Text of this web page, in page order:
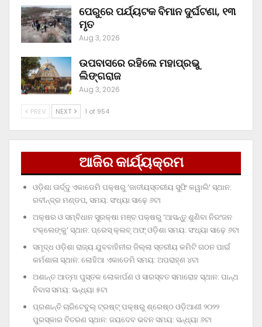
ପେରୁରେ ପର୍ଯ୍ୟଟକ ବିମାନ ଦୁର୍ଘଟଣା, ୧୩
ମୃତ
Aug 3, 2026
ଉପବାସରେ ରହିଲେ ମହାପ୍ରଭୁ
ଲିଙ୍ଗରାଜ
Aug 3, 2026
PREV NEXT 1 of 954
ଆଜିର କାର୍ଯ୍ୟକ୍ରମ
ଓଡ଼ିଶା ଊର୍ଦ୍ଦୁ ଏକାଡେମି ପକ୍ଷରୁ ‘ଜାତୀୟସ୍ତରୀୟ ସୁଫି କୱାଲି’ ସ୍ଥାନ:
ରବୀନ୍ଦ୍ର ମଣ୍ଡପ, ସମୟ: ସଂଧ୍ୟା ସାଢ଼େ ୬ଟା
ଅକ୍ଷର ଓ ସମ୍ବିଧାନ ସୁରକ୍ଷା ମଞ୍ଚ ପକ୍ଷରୁ ‘ଆସନ୍ତୁ ଶୁଣିବା ନିରଂଜନ
ଟକ୍‌ଲେଙ୍କୁ’ ସ୍ଥାନ: ପ୍ରେସ୍‌ କ୍ଲବ୍‌ ଅଫ୍‌ ଓଡ଼ିଶା ସମୟ: ସଂଧ୍ୟା ସାଢ଼େ ୬ଟା
ସମୃଦ୍ଧ ଓଡ଼ିଶା ରାଜ୍ୟ ଯୁବବାହିନୀର ଜିଲ୍ଲା ସ୍ତରୀୟ କମିଟି ଗଠନ ପାଇଁ
କର୍ମଶାଳା ସ୍ଥାନ: ଲୋହିଆ ଏକାଡେମି ସମୟ: ଅପରାହ୍‌ଣ ୪ଟା
ଅଶାନ୍ତ ଆତ୍ମା ପୁସ୍ତକ ଲୋକାର୍ପଣ ଓ ସାରସ୍ବତ ସମାରୋହ ସ୍ଥାନ: ପାନ୍ଥ
ନିବାସ ସମୟ: ସନ୍ଧ୍ୟା ୫ଟା
ପ୍ରଶାନ୍ତି ଚାରିଟେବୁଲ୍‌ ଟ୍ରଷ୍ଟ୍‌ ପକ୍ଷରୁ ଶ୍ରେଷ୍ଠ ଓଡ଼ିଆଣୀ ୨୦୨୨
ପୁରସ୍କାର ବିତରଣ ସ୍ଥାନ: ଜୟଦେବ ଭବନ ସମୟ: ସନ୍ଧ୍ୟା ୬ଟା